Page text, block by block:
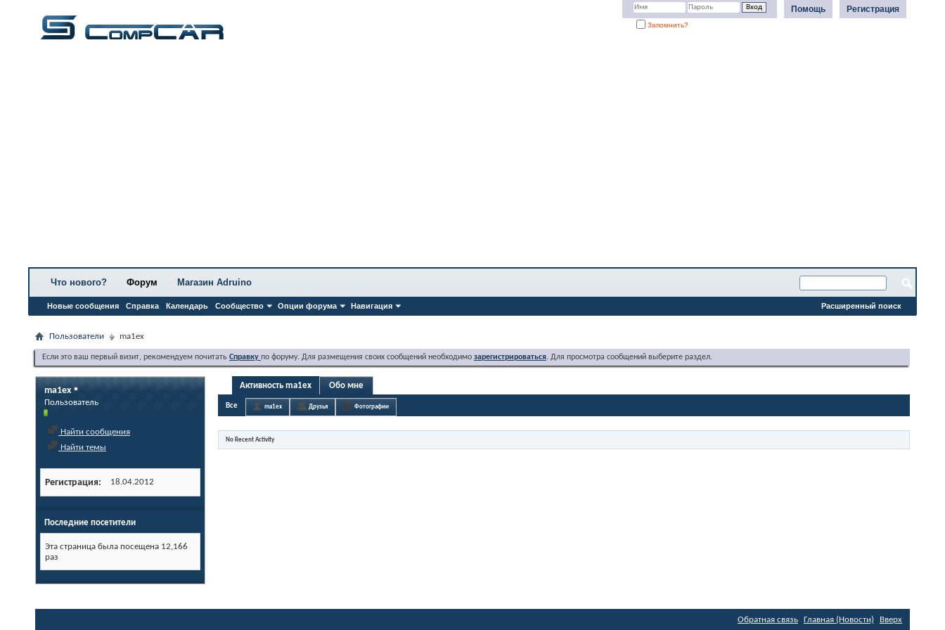
Регистрация
Помощь
Запомнить?
Что нового? Форум
Новые сообщения Справка Календарь Сообщество Опции форума Навигация
Магазин Adruino
Расширенный поиск
Пользователи ma1ex
Если это ваш первый визит, рекомендуем почитать Справку по форуму. Для размещения своих сообщений необходимо зарегистрироваться. Для просмотра сообщений выберите раздел.
ma1ex
Пользователь
Найти сообщения
Найти темы
Регистрация 18.04.2012
Последние посетители
Эта страница была посещена 12,166
раз
Активность ma1ex Обо мне
Все ma1ex Друзья Фотографии
No Recent Activity
Обратная связь Главная (Новости) Вверх